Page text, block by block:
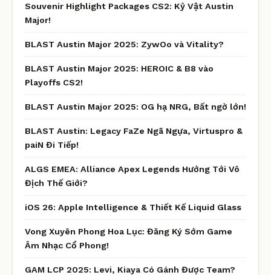
Souvenir Highlight Packages CS2: Kỷ Vật Austin
Major!
BLAST Austin Major 2025: ZywOo và Vitality?
BLAST Austin Major 2025: HEROIC & B8 vào
Playoffs CS2!
BLAST Austin Major 2025: OG hạ NRG, Bất ngờ lớn!
BLAST Austin: Legacy FaZe Ngã Ngựa, Virtuspro &
paiN Đi Tiếp!
ALGS EMEA: Alliance Apex Legends Hướng Tới Vô
Địch Thế Giới?
iOS 26: Apple Intelligence & Thiết Kế Liquid Glass
Vong Xuyên Phong Hoa Lục: Đăng Ký Sớm Game
Âm Nhạc Cổ Phong!
GAM LCP 2025: Levi, Kiaya Có Gánh Được Team?